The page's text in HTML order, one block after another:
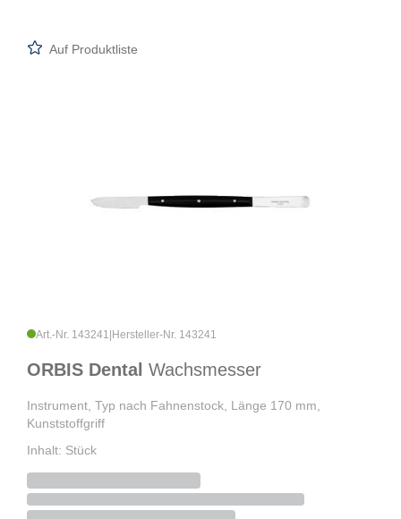
Auf Produktliste
Art.-Nr. 143241 Hersteller-Nr. 143241
ORBIS Dental Wachsmesser
Instrument, Typ nach Fahnenstock, Länge 170 mm,
Kunststoffgriff
Inhalt: Stück